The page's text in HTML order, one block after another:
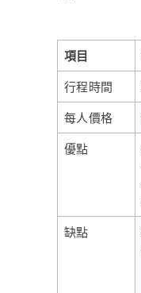
項目
行程時間
每人價格
優點
缺點